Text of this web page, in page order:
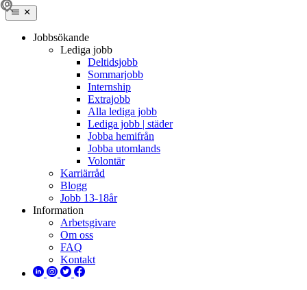
Jobbsökande
Lediga jobb
Deltidsjobb
Sommarjobb
Internship
Extrajobb
Alla lediga jobb
Lediga jobb | städer
Jobba hemifrån
Jobba utomlands
Volontär
Karriärråd
Blogg
Jobb 13-18år
Information
Arbetsgivare
Om oss
FAQ
Kontakt